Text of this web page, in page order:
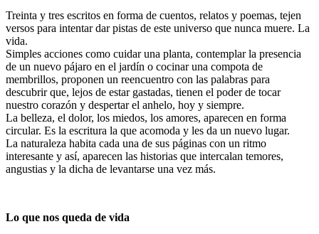
Treinta y tres escritos en forma de cuentos, relatos y poemas, tejen
versos para intentar dar pistas de este universo que nunca muere. La
vida.
Simples acciones como cuidar una planta, contemplar la presencia
de un nuevo pájaro en el jardín o cocinar una compota de
membrillos, proponen un reencuentro con las palabras para
descubrir que, lejos de estar gastadas, tienen el poder de tocar
nuestro corazón y despertar el anhelo, hoy y siempre.
La belleza, el dolor, los miedos, los amores, aparecen en forma
circular. Es la escritura la que acomoda y les da un nuevo lugar.
La naturaleza habita cada una de sus páginas con un ritmo
interesante y así, aparecen las historias que intercalan temores,
angustias y la dicha de levantarse una vez más.
Lo que nos queda de vida